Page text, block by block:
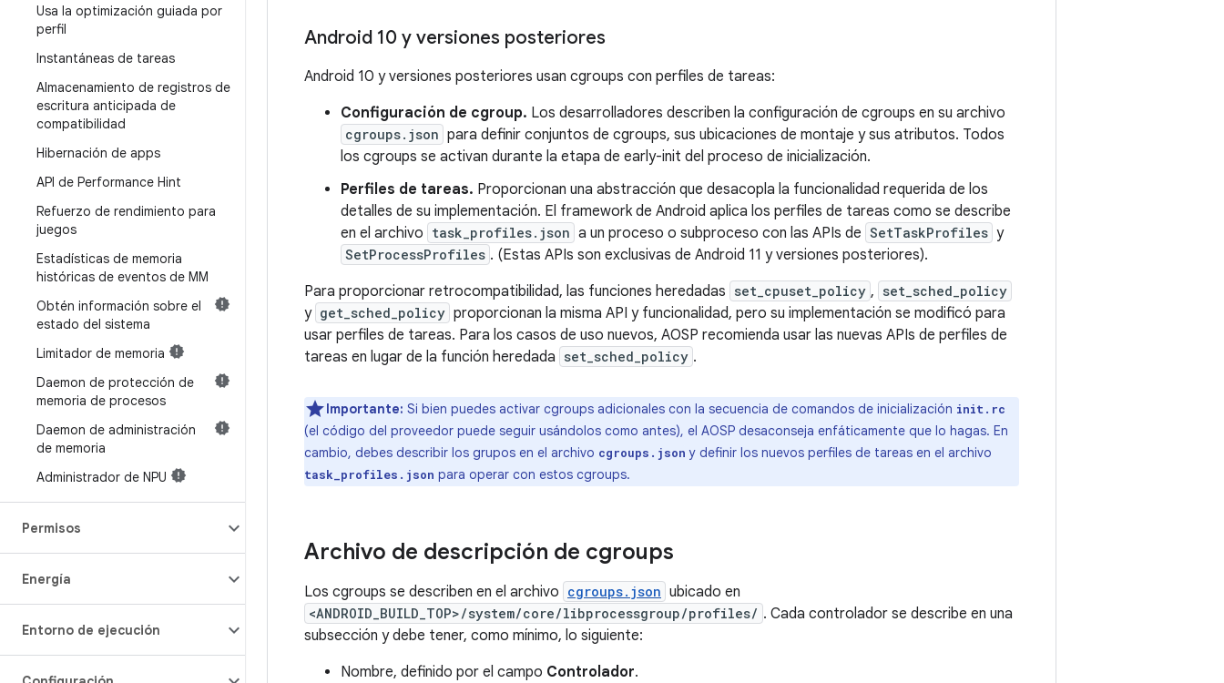
Usa la optimización guiada por
perfil
Instantáneas de tareas
Almacenamiento de registros de
escritura anticipada de
compatibilidad
Hibernación de apps
API de Performance Hint
Refuerzo de rendimiento para
juegos
Estadísticas de memoria
históricas de eventos de MM
Obtén información sobre el
estado del sistema
Limitador de memoria
Daemon de protección de
memoria de procesos
Daemon de administración
de memoria
Administrador de NPU
Permisos
Energía
Entorno de ejecución
Android 10 y versiones posteriores
Android 10 y versiones posteriores usan cgroups con perfiles de tareas:
Configuración de cgroup. Los desarrolladores describen la configuración de cgroups en su archivo
cgroups.json para definir conjuntos de cgroups, sus ubicaciones de montaje y sus atributos. Todos
los cgroups se activan durante la etapa de early-init del proceso de inicialización.
Perfiles de tareas. Proporcionan una abstracción que desacopla la funcionalidad requerida de los
detalles de su implementación. El framework de Android aplica los perfiles de tareas como se describe
en el archivo task_profiles.json a un proceso o subproceso con las APIs de SetTaskProfiles y
SetProcessProfiles . (Estas APIs son exclusivas de Android 11 y versiones posteriores).
Para proporcionar retrocompatibilidad, las funciones heredadas set_cpuset_policy , set_sched_policy
y get_sched_policy proporcionan la misma API y funcionalidad, pero su implementación se modificó para
usar perfiles de tareas. Para los casos de uso nuevos, AOSP recomienda usar las nuevas APIs de perfiles de
tareas en lugar de la función heredada set_sched_policy .
Importante: Si bien puedes activar cgroups adicionales con la secuencia de comandos de inicialización init.rc
(el código del proveedor puede seguir usándolos como antes), el AOSP desaconseja enfáticamente que lo hagas. En
cambio, debes describir los grupos en el archivo cgroups.json y definir los nuevos perfiles de tareas en el archivo
task_profiles.json para operar con estos cgroups.
Archivo de descripción de cgroups
Los cgroups se describen en el archivo cgroups.json ubicado en
<ANDROID_BUILD_TOP>/system/core/libprocessgroup/profiles/ . Cada controlador se describe en una
subsección y debe tener, como mínimo, lo siguiente:
Nombre, definido por el campo Controlador.